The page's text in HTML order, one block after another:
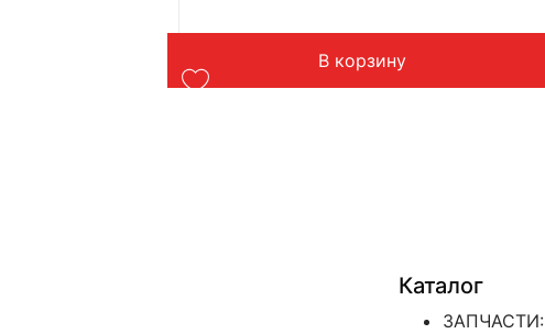
Вес: до 1 кг
В корзину
Каталог
ЗАПЧАСТИ: